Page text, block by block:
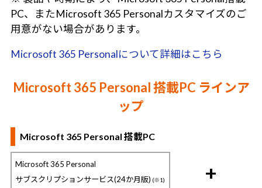
PC、またMicrosoft 365 Personalカスタマイズのご
用意がない場合があります。
Microsoft 365 Personalについて詳細はこちら
Microsoft 365 Personal 搭載PC ラインア
ップ
Microsoft 365 Personal 搭載PC
Microsoft 365 Personal
サブスクリプションサービス(24か月版) (※1) +